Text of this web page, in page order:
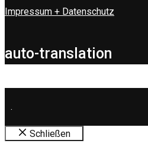
Impressum + Datenschutz
auto-translation
.
Schließen